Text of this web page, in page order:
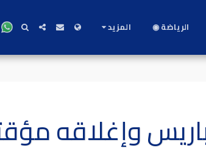
الرياضة ◉ المزيد
وإغلاقه